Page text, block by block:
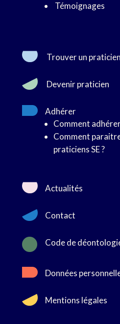
Témoignages
Trouver un praticien
Devenir praticien
Adhérer
Comment adhérer
Comment
praticiens SE ?
Actualités
Contact
 Code de
Données
Mentions légales